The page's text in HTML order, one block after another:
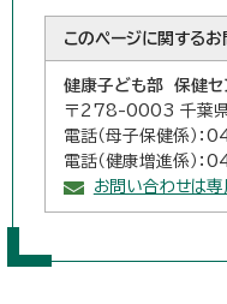
このページに関するお
健康子ども部 保健セ
〒278-0003 千葉
電話（母子保健係）
電話（健康増進係）
お問い合わせは専